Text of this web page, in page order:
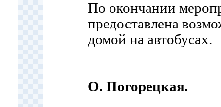
По окончании
предоставлена
домой на автобусах.
О. Погорецкая.